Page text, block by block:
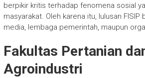
berpikir kritis terhadap fenomena sosial
masyarakat. Oleh karena itu, lulusan FISIP
media, lembaga pemerintah, maupun
Fakultas Pertanian
Agroindustri